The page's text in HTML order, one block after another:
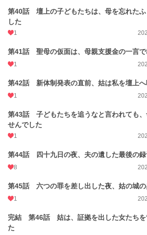
第40話 壇上の子どもたちは、母を忘れたふ
した
1
第41話 聖母の仮面は、母親支援金の一言で
1
第42話 新体制発表の直前、姑は私を壇上へ
1
第43話 子どもたちを追うなと言われても、
せんでした
1
第44話 四十九日の夜、夫の遺した最後の録
8
第45話 六つの罪を差し出した夜、姑の城の
1
完結 第46話 姑は、証拠を出した女たちを
た